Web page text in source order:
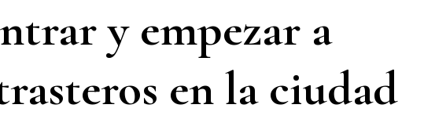
y empezar a
en la ciudad